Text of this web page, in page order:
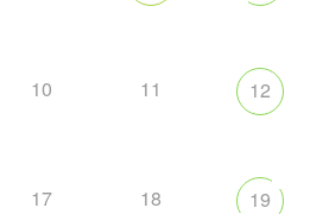
10 11 12
17 18 19